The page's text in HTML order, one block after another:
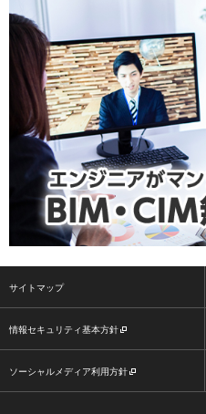
サイトマップ
情報セキュリティ基本方針
ソーシャルメディア利用方針